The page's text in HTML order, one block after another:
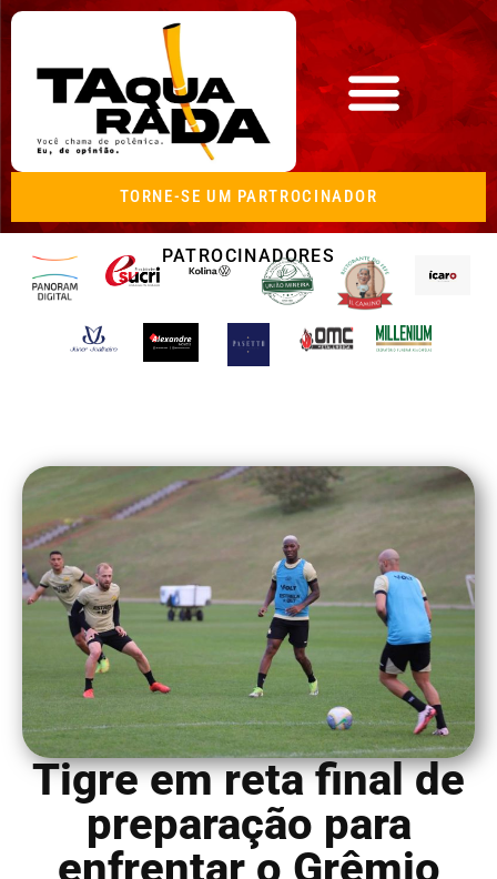
TORNE-SE UM PARTROCINADOR
PATROCINADORES
Tigre em reta final de
preparação para
enfrentar o Grêmio